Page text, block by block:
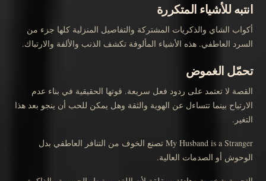
انتبه للأشياء المتكررة
أكواب الشاي والذكريات المشتركة والتفاصيل المنزلية كلها جزء من
السرد العاطفي. هذه الأشياء المألوفة تكشف الذنب والألفة والارتباك.
تحمّل الغموض
القصة لا تعتمد على ردود فعل سريعة. قوتها الحقيقية في بناء عدم
الارتياح بينما تتساءل عن الهوية والثقة وهل يمكن للحب أن ينجو بعد هذا
التغير.
My Husband is a Stranger تصنع الخوف من التنافر العاطفي بدل
الوحوش أو الصدمات العالية.